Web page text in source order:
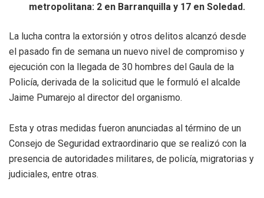
metropolitana: 2 en Barranquilla y 17 en Soledad.
La lucha contra la extorsión y otros delitos alcanzó desde
el pasado fin de semana un nuevo nivel de compromiso y
ejecución con la llegada de 30 hombres del Gaula de la
Policía, derivada de la solicitud que le formuló el alcalde
Jaime Pumarejo al director del organismo.
Esta y otras medidas fueron anunciadas al término de un
Consejo de Seguridad extraordinario que se realizó con la
presencia de autoridades militares, de policía, migratorias y
judiciales, entre otras.